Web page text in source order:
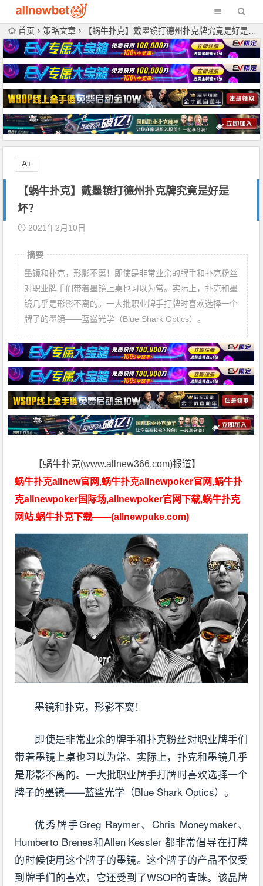
首页 策略文章 【蜗牛扑克】戴墨镜打德州扑克牌究竟是好是坏？
【蜗牛扑克】戴墨镜打德州扑克牌究竟是好是
坏？
2021年2月10日
摘要
墨镜和扑克，形影不离！即使是非常业余的牌手和扑克粉丝
对职业牌手们带着墨镜上桌也习以为常。实际上，扑克和墨
镜几乎是形影不离的。一大批职业牌手打牌时喜欢选择一个
牌子的墨镜——蓝鲨光学（Blue Shark Optics）。
【蜗牛扑克(www.allnew366.com)报道】
蜗牛扑克allnew官网,蜗牛扑克allnewpoker官网,蜗牛扑
克allnewpoker国际场,allnewpoker官网下载,蜗牛扑克
网站,蜗牛扑克下载——(allnewpuke.com)
墨镜和扑克，形影不离！
即使是非常业余的牌手和扑克粉丝对职业牌手们
带着墨镜上桌也习以为常。实际上，扑克和墨镜几乎
是形影不离的。一大批职业牌手打牌时喜欢选择一个
牌子的墨镜——蓝鲨光学（Blue Shark Optics）。
优秀牌手Greg Raymer、Chris Moneymaker、
Humberto Brenes和Allen Kessler 都非常倡导在打牌
的时候使用这个牌子的墨镜。这个牌子的产品不仅受
到牌手们的喜欢，它还受到了WSOP的青睐。该品牌
A+